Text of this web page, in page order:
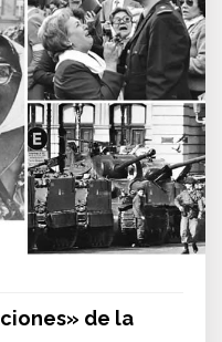
de la